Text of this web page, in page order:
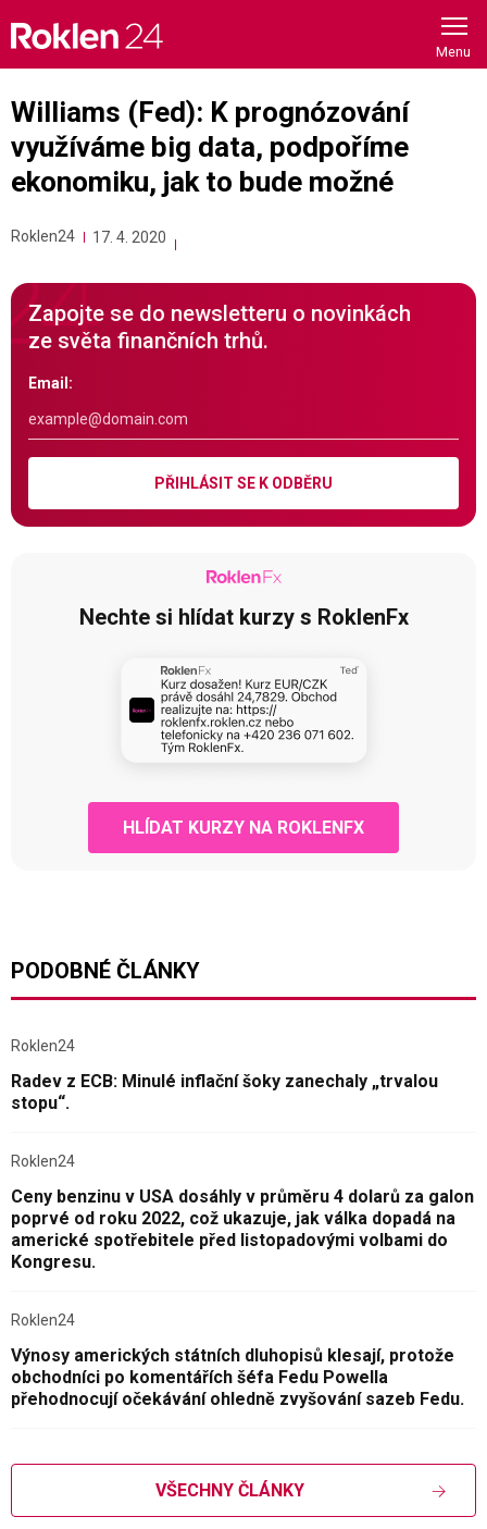
content
Williams (Fed): K prognózování
využíváme big data, podpoříme
ekonomiku, jak to bude možné
Roklen24 17. 4. 2020
Zapojte se do newsletteru o novinkách
ze světa finančních trhů.
Email:
PŘIHLÁSIT SE K ODBĚRU
Nechte si hlídat kurzy s RoklenFx
HLÍDAT KURZY NA ROKLENFX
PODOBNÉ ČLÁNKY
Roklen24
Radev z ECB: Minulé inflační šoky zanechaly „trvalou
stopu“.
Roklen24
Ceny benzinu v USA dosáhly v průměru 4 dolarů za galon
poprvé od roku 2022, což ukazuje, jak válka dopadá na
americké spotřebitele před listopadovými volbami do
Kongresu.
Roklen24
Výnosy amerických státních dluhopisů klesají, protože
obchodníci po komentářích šéfa Fedu Powella
přehodnocují očekávání ohledně zvyšování sazeb Fedu.
VŠECHNY ČLÁNKY